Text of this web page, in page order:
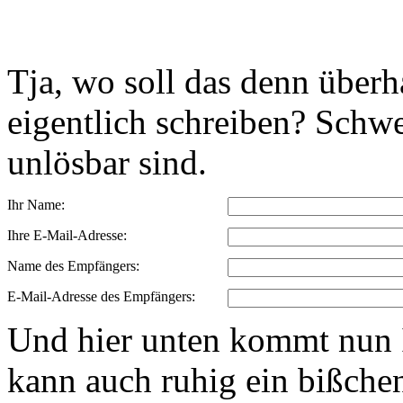
Tja, wo soll das denn
eigentlich schreiben?
unlösbar sind.
Ihr Name:
Ihre E-Mail-Adresse:
Name des Empfängers:
E-Mail-Adresse des Empfängers:
Und hier unten kommt
kann auch ruhig ein